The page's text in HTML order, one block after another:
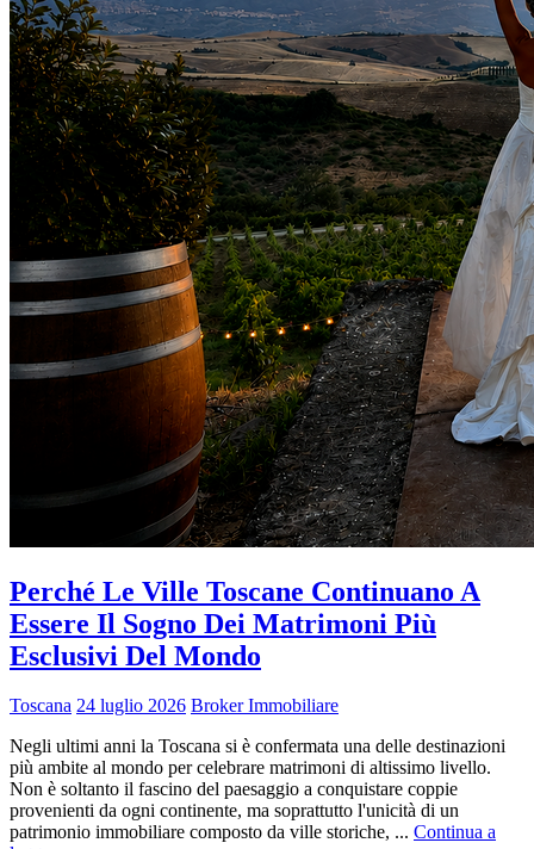
Perché Le Ville Toscane Continuano A
Essere Il Sogno Dei Matrimoni Più
Esclusivi Del Mondo
Toscana 24 luglio 2026 Broker Immobiliare
Negli ultimi anni la Toscana si è confermata una delle destinazioni
più ambite al mondo per celebrare matrimoni di altissimo livello.
Non è soltanto il fascino del paesaggio a conquistare coppie
provenienti da ogni continente, ma soprattutto l'unicità di un
patrimonio immobiliare composto da ville storiche, ... Continua a